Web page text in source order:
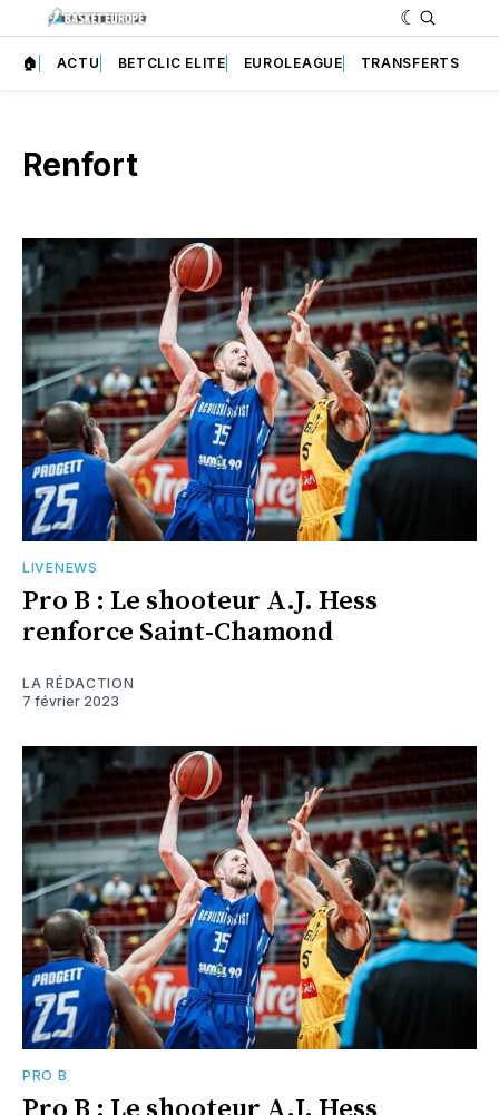
🏠 ACTU BETCLIC ELITE EUROLEAGUE TRANSFERTS
Renfort
LIVENEWS
Pro B : Le shooteur A.J. Hess
renforce Saint-Chamond
LA RÉDACTION
7 février 2023
PRO B